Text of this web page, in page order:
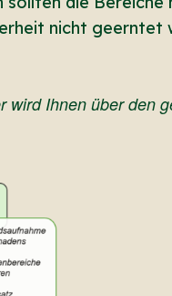
nicht geerntet
wird Ihnen über den